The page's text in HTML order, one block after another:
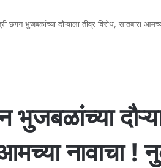
छगन भुजबळांच्या दौऱ्याला तीव्र विरोध, सातबारा
भुजबळांच्या
नावाचा